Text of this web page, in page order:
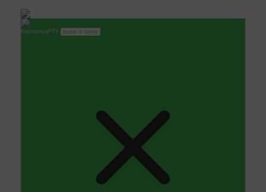
ElectronicaPTY Servicio Al Cliente